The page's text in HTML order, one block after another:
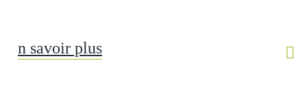
En savoir plus